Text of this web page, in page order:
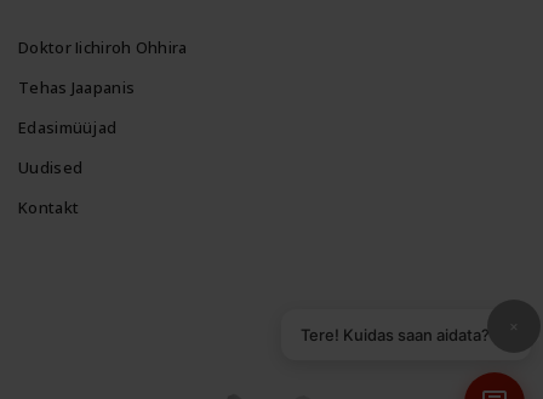
Doktor Iichiroh Ohhira
Tehas Jaapanis
Edasimüüjad
Uudised
Kontakt
×
Tere! Kuidas saan aidata?